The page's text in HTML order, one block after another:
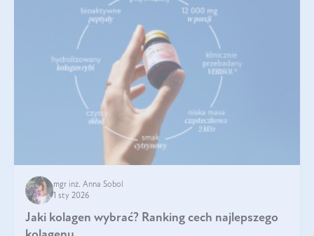
mgr inż. Anna Sobol
1 sty 2026
Jaki kolagen wybrać? Ranking cech najlepszego